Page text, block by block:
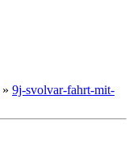
» 9j-svolvar-fahrt-mit-